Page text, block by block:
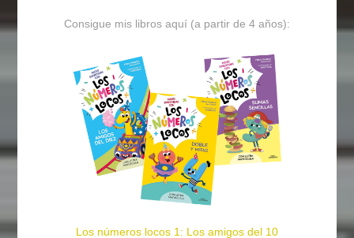
Consigue mis libros aquí (a partir de 4 años):
Los números locos 1: Los amigos del 10